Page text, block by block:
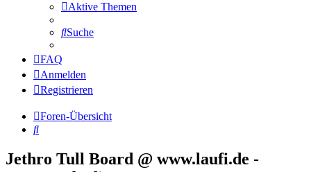
Aktive Themen
Suche
FAQ
Anmelden
Registrieren
Foren-Übersicht
Suche
Jethro Tull Board @ www.laufi.de -